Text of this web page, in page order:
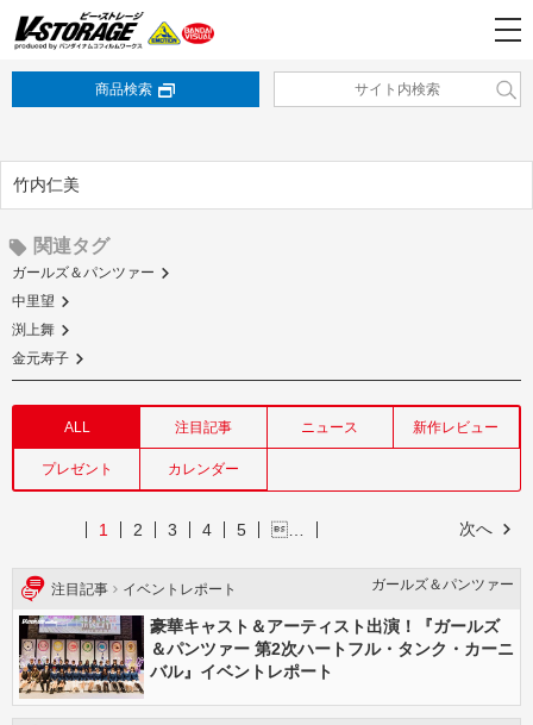
商品検索
竹内仁美
関連タグ
ガールズ＆パンツァー
中里望
渕上舞
金元寿子
ALL 注目記事 ニュース 新作レビュー
プレゼント カレンダー
次へ
1 2 3 4 5 …
注目記事 イベントレポート ガールズ＆パンツァー
豪華キャスト＆アーティスト出演！『ガールズ
＆パンツァー 第2次ハートフル・タンク・カーニ
バル』イベントレポート